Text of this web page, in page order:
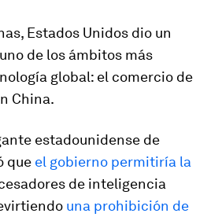
Estados Unidos dio un
de los ámbitos más
global: el comercio de
China.
estadounidense de
que el gobierno permitiría la
de inteligencia
una prohibición de